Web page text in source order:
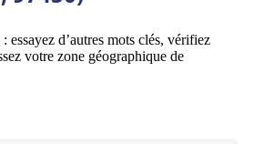
essayez d’autres mots clés, vérifiez
votre zone géographique de